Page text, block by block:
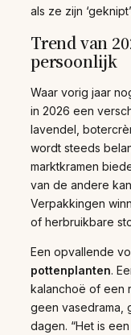
als ze zijn
Trend van
persoonlijk
Waar vorig jaar
in 2026 een
lavendel,
wordt steeds
marktkramen
van de andere
Verpakkingen
of herbruikbare
Een opvallende
pottenplanten.
kalanchoë of een
geen vasedrama,
dagen. “Het is